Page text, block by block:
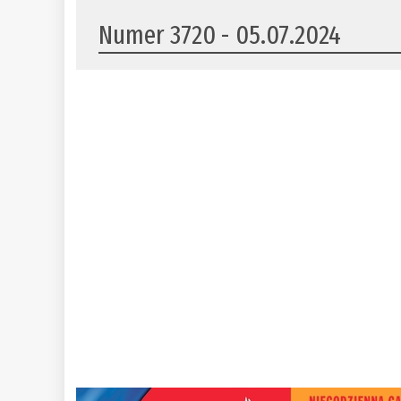
Numer 3720 - 05.07.2024